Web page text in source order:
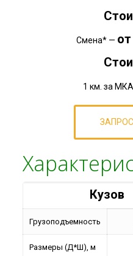
Смена* —
1 км. за
Кузов
Грузоподъемность
Размеры (Д*Ш), м